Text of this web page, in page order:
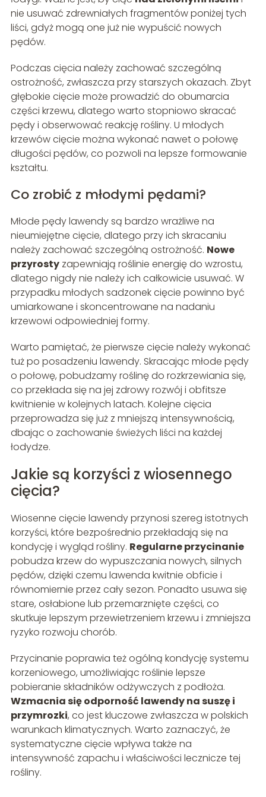
nie usuwać zdrewniałych fragmentów poniżej tych
liści, gdyż mogą one już nie wypuścić nowych
pędów.
Podczas cięcia należy zachować szczególną
ostrożność, zwłaszcza przy starszych okazach. Zbyt
głębokie cięcie może prowadzić do obumarcia
części krzewu, dlatego warto stopniowo skracać
pędy i obserwować reakcję rośliny. U młodych
krzewów cięcie można wykonać nawet o połowę
długości pędów, co pozwoli na lepsze formowanie
kształtu.
Co zrobić z młodymi pędami?
Młode pędy lawendy są bardzo wrażliwe na
nieumiejętne cięcie, dlatego przy ich skracaniu
należy zachować szczególną ostrożność. Nowe
przyrostyzapewniają roślinie energię do wzrostu,
dlatego nigdy nie należy ich całkowicie usuwać. W
przypadku młodych sadzonek cięcie powinno być
umiarkowane i skoncentrowane na nadaniu
krzewowi odpowiedniej formy.
Warto pamiętać, że pierwsze cięcie należy wykonać
tuż po posadzeniu lawendy. Skracając młode pędy
o połowę, pobudzamy roślinę do rozkrzewiania się,
co przekłada się na jej zdrowy rozwój i obfitsze
kwitnienie w kolejnych latach. Kolejne cięcia
przeprowadza się już z mniejszą intensywnością,
dbając o zachowanie świeżych liści na każdej
łodydze.
Jakie są korzyści z wiosennego
cięcia?
Wiosenne cięcie lawendy przynosi szereg istotnych
korzyści, które bezpośrednio przekładają się na
kondycję i wygląd rośliny. Regularne przycinanie
pobudza krzew do wypuszczania nowych, silnych
pędów, dzięki czemu lawenda kwitnie obficie i
równomiernie przez cały sezon. Ponadto usuwa się
stare, osłabione lub przemarznięte części, co
skutkuje lepszym przewietrzeniem krzewu i zmniejsza
ryzyko rozwoju chorób.
Przycinanie poprawia też ogólną kondycję systemu
korzeniowego, umożliwiając roślinie lepsze
pobieranie składników odżywczych z podłoża.
Wzmacnia się odporność lawendy na suszę i
przymrozki, co jest kluczowe zwłaszcza w polskich
warunkach klimatycznych. Warto zaznaczyć, że
systematyczne cięcie wpływa także na
intensywność zapachu i właściwości lecznicze tej
rośliny.